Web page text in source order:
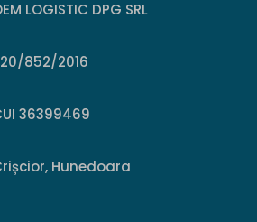
LOGISTIC DPG SRL
852/2016
36399469
Hunedoara